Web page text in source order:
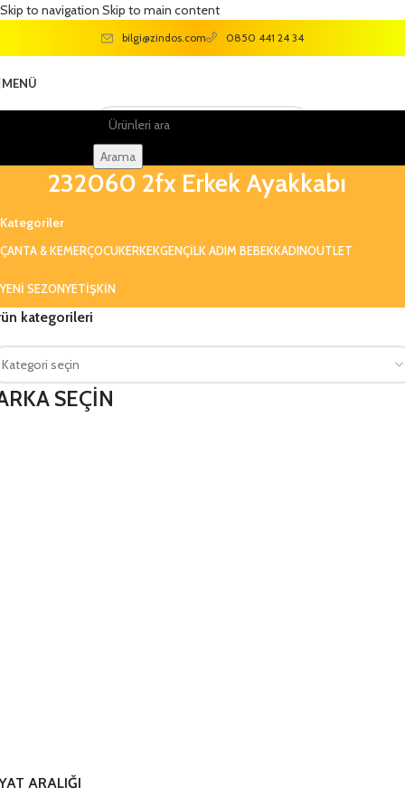
Skip to navigation Skip to main content
bilgi@zindos.com 0850 441 24 34
MENÜ
Arama
232060 2fx Erkek Ayakkabı
Kategoriler
ÇANTA & KEMERÇOCUKERKEKGENÇILK ADIM BEBEKKADINOUTLET
YENI SEZONYETIŞKIN
kategorileri
SEÇİN
ARALIĞI